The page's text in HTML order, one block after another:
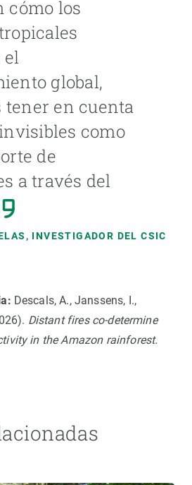
cómo los
global,
tener en cuenta
como
de
a través del
, INVESTIGADOR DEL CSIC
Descals, A., Janssens, I.,
Distant fires co-determine
in the Amazon rainforest.